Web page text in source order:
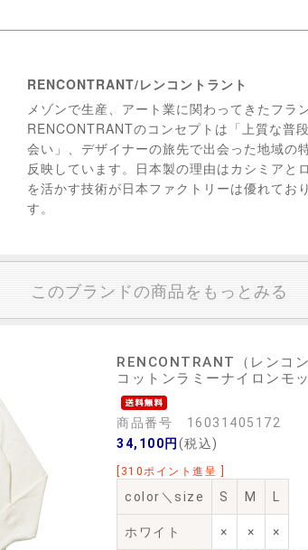
RENCONTRANT/レンコントラント
メゾンで生産、アート業に関わってきたフラ
RENCONTRANTのコンセプトは「上質な普
会い」、デザイナーの旅先で出会った地域の
反映しています。日本製の理由はカシミアと
を活かす技術が日本ファクトリーは優れてお
す。
このブランドの商品をもっとみる
RENCONTRANT（レンコン
コットンラミーナイロン
商品番号 16031405172
34,100円 (税込)
[310ポイント進呈 ]
color＼size S M L
ホワイト × × ×